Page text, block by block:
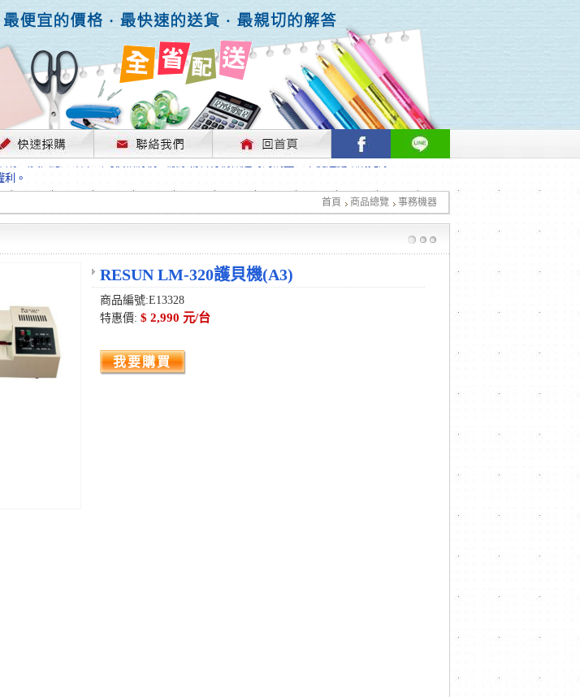
出貨因應，故本公司價格將視工廠原物料行情做適時的調整，不便之處敬請見諒！
。
。
行匯款，避免後緒問題的衍生。
。
出貨因應，故本公司價格將視工廠原物料行情做適時的調整，不便之處敬請見諒！
。
利。
行匯款，避免後緒問題的衍生。
利。
首頁 商品總覽 事務機器
RESUN LM-320護貝機(A3)
商品編號:E13328
特惠價: $ 2,990 元/台
我要購買